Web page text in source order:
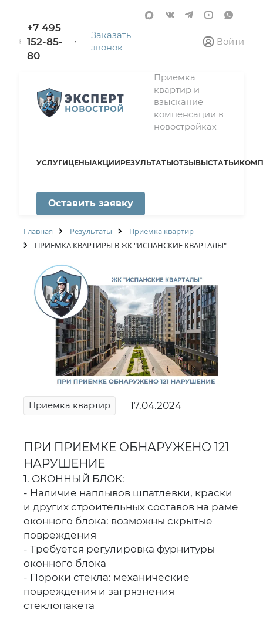
+7 495
152-85-
80
Заказать
звонок
Войти
Приемка
квартир и
взыскание
компенсации в
новостройках
УСЛУГИЦЕНЫАКЦИИРЕЗУЛЬТАТЫОТЗЫВЫСТАТЬИ
Оставить заявку
Главная Результаты
Приемка квартир
ПРИЕМКА КВАРТИРЫ В ЖК "ИСПАНСКИЕ КВАРТАЛЫ"
Приемка квартир 17.04.2024
ПРИ ПРИЕМКЕ ОБНАРУЖЕНО 121
НАРУШЕНИЕ
1. ОКОННЫЙ БЛОК:
- Наличие наплывов шпатлевки, краски
и других строительных составов на раме
оконного блока: возможны скрытые
повреждения
- Требуется регулировка фурнитуры
оконного блока
- Пороки стекла: механические
повреждения и загрязнения
стеклопакета